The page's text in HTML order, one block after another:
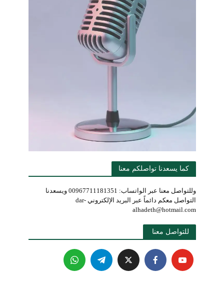
كما يسعدنا تواصلكم معنا
وللتواصل معنا عبر الواتساب: 00967711181351 ويسعدنا
التواصل معكم دائماً عبر البريد الإلكتروني dar-
alhadeth@hotmail.com
للتواصل معنا